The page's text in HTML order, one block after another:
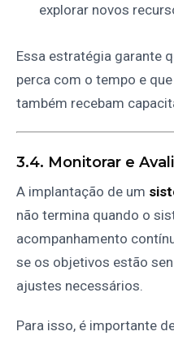
explorar novos
Essa estratégia garante
perca com o tempo e
também recebam
3.4. Monitorar e
A implantação de um
não termina quando o
acompanhamento
se os objetivos estão
ajustes necessários.
Para isso, é importante